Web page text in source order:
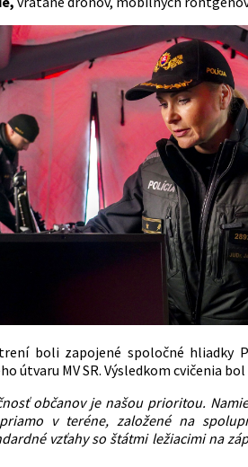
boli zapojené spoločné hliadky
útvaru MV SR. Výsledkom cvičenia
občanov je našou prioritou.
v teréne, založené na
vzťahy so štátmi ležiacimi na